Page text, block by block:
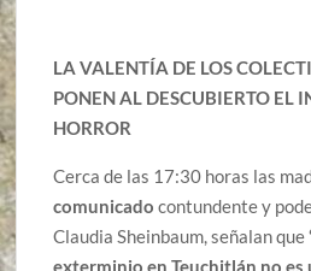
LA VALENTÍA DE LOS
PONEN AL DESCUBIERTO EL
HORROR
Cerca de las 17:30 horas las
comunicadocontundente y
Claudia Sheinbaum, señalan que
exterminio en Teuchitlán no es